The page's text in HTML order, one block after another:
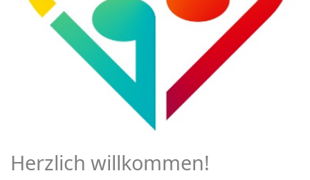
Herzlich willkommen!